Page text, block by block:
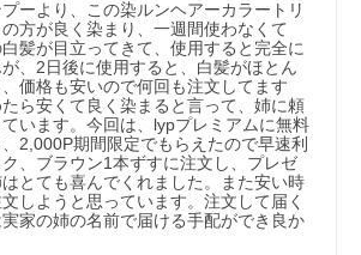
毛剤・染毛料等とあわせて使用される場合、
っては思い通りの色に仕上がらないことが
くと洗ってもとれにくい場合がございますの
、チューブ等が汚れた場合はすぐに洗い流し
まにしておくと、落ちなくなる恐れがあり
（雨、汗、育毛剤や整髪料を多めに使用した
、枕カバー等に色移りすることがございま
ーより、この染ルンヘアーカラートリ
方が良く染まり、一週間使わなくて
髪が目立ってきて、使用すると完全に
、2日後に使用すると、白髪がほとん
価格も安いので何回も注文してます
ら安くて良く染まると言って、姉に頼
います。今回は、lypプレミアムに無料
2,000P期間限定でもらえたので早速利
、ブラウン1本ずすに注文し、プレゼ
とても喜んでくれました。また安い時
しようと思っています。注文して届く
家の姉の名前で届ける手配ができ良か